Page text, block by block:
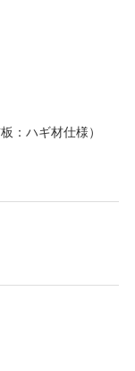
：ハギ材仕様）